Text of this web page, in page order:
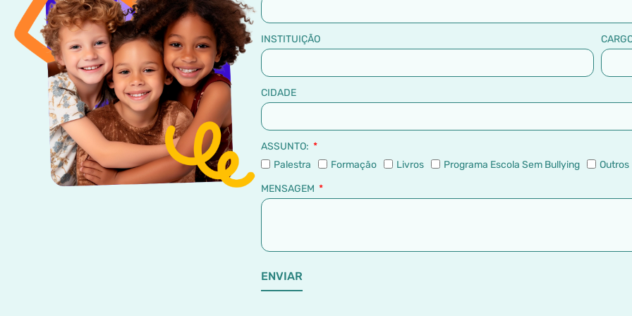
INSTITUIÇÃO
CIDADE
ASSUNTO:
Palestra
Formação Livros Programa Escola Sem Bullying
Outros
MENSAGEM
ENVIAR